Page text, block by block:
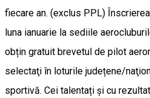
fiecare an. (exclus PPL)
luna ianuarie la sediile
obțin gratuit brevetul de pilot
selectaţi în loturile județene/
sportivă. Cei talentați şi cu